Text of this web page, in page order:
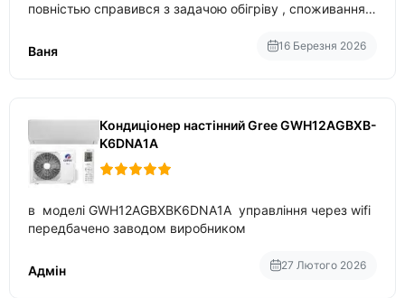
повністью справився з задачою обігріву , споживання
температури
Ваня 16 Березня 2026
Кондиціонер настінний Gree GWH12AGBXB-
K6DNA1A
в моделі GWH12AGBXBK6DNA1A управління через wifi
передбачено заводом виробником
Адмін 27 Лютого 2026